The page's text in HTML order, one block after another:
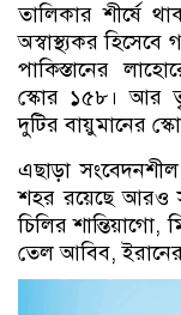
তালিকার শীর্ষে
অস্বাস্থ্যকর
পাকিস্তানের
স্কোর ১৫৮। আর
দুটির বায়ুমানের
এছাড়া
শহর রয়েছে আরও
চিলির
তেল আবিব, ইরানের